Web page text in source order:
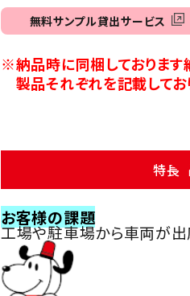
無料サンプル貸出サービス
※納品時に同梱しておりま
製品それぞれを記載してお
特長
お客様の課題
工場や駐車場から車両が